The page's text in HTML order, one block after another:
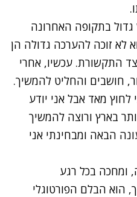
גדול בתקופה האחרונה
לא זוכה להערכה גדולה הן
התקשורת. עכשיו, אחרי
חושבים והחליט להמשיך.
לחוץ מאד אבל אני יודע
בארץ ורוצה להמשיך
הבאה ומבחינתי אני
ומחכה בכל רגע
הוא הבלם הפורטוגלי